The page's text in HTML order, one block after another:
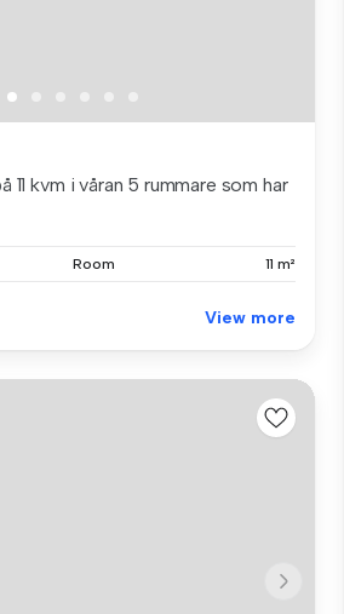
11 kvm i våran 5 rummare som har
Room 11 m²
View more